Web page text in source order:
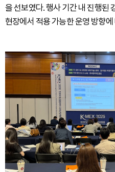
을 선보였다. 행사 기간 내 진행된
현장에서 적용 가능한 운영 방향